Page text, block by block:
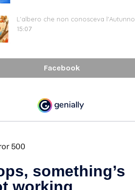
L'albero che non conosceva l'Autunno
15:07
Facebook